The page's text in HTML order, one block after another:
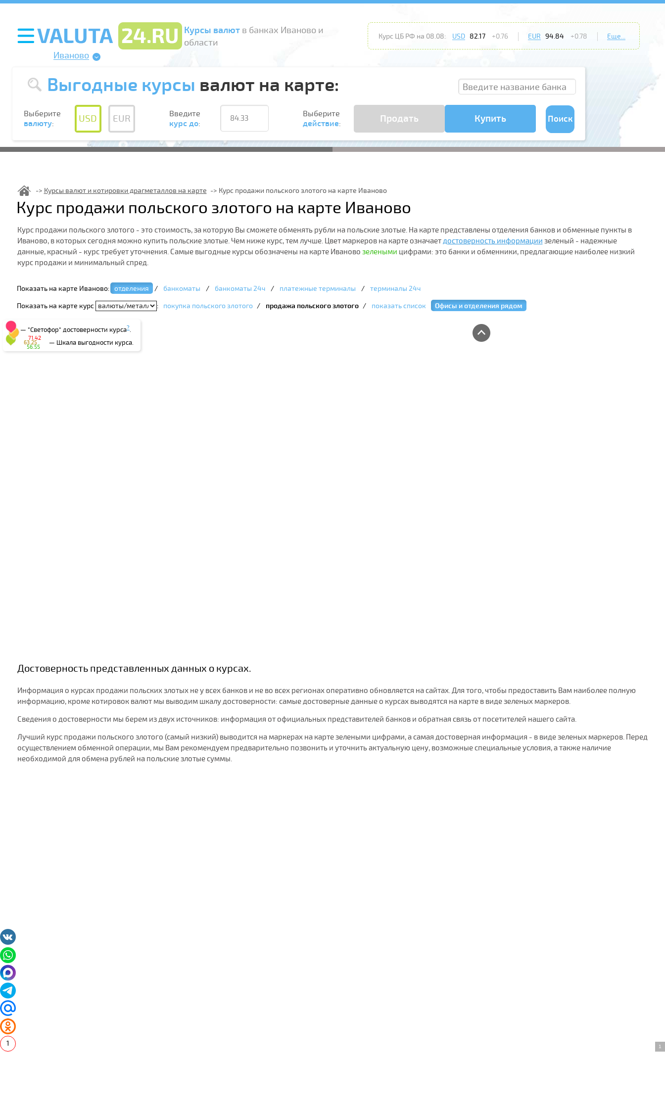
1
Курсы валютв банках Иваново и
области
Иваново
Курс ЦБ РФ на 08.08: USD 82.17 +0.76 EUR 94.84 +0.78 Еще...
Выгодные курсы валют на карте:
Выберите
валюту: USD EUR
Введите
курс до:
Выберите
действие: Продать Купить Поиск
Курсы валют и котировки драгметаллов на карте Курс продажи польского злотого на карте Иваново
Курс продажи польского злотого на карте Иваново
Курс продажи польского злотого - это стоимость, за которую Вы сможете обменять рубли на польские злотые. На карте представлены отделения банков и обменные пункты в
Иваново, в которых сегодня можно купить польские злотые. Чем ниже курс, тем лучше. Цвет маркеров на карте означаетдостоверность информации зеленый - надежные
данные, красный - курс требует уточнения. Самые выгодные курсы обозначены на карте Иваново зелеными цифрами: это банки и обменники, предлагающие наиболее низкий
курс продажи и минимальный спред.
Показать на карте Иваново: отделения / банкоматы / банкоматы 24ч / платежные терминалы / терминалы 24ч
Показать на карте курс : покупка польского злотого / продажа польского злотого / показать список Офисы и отделения рядом
— "Светофор" достоверности курса?.
— Шкала выгодности курса.
56.55
63.25
71.42
Достоверность представленных данных о курсах.
Информация о курсах продажи польских злотых не у всех банков и не во всех регионах оперативно обновляется на сайтах. Для того, чтобы предоставить Вам наиболее полную
информацию, кроме котировок валют мы выводим шкалу достоверности: самые достоверные данные о курсах выводятся на карте в виде зеленых маркеров.
Сведения о достоверности мы берем из двух источников: информация от официальных представителей банков и обратная связь от посетителей нашего сайта.
Лучший курс продажи польского злотого (самый низкий) выводится на маркерах на карте зелеными цифрами, а самая достоверная информация - в виде зеленых маркеров. Перед
осуществлением обменной операции, мы Вам рекомендуем предварительно позвонить и уточнить актуальную цену, возможные специальные условия, а также наличие
необходимой для обмена рублей на польские злотые суммы.